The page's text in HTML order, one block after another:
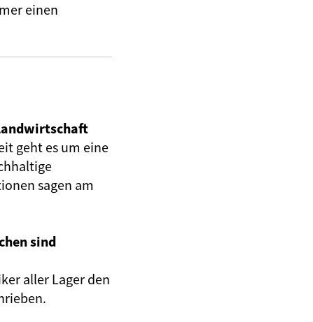
einen
geht es um eine
sagen am
sind
aller Lager den